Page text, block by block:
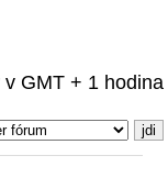
GMT + 1 hodina